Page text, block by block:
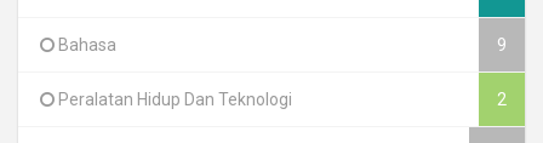
Bahasa 9
Peralatan Hidup Dan Teknologi 2